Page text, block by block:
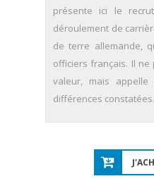
présente ici le
déroulement de
de terre allemande,
officiers français. Il
valeur, mais
différences constatées.